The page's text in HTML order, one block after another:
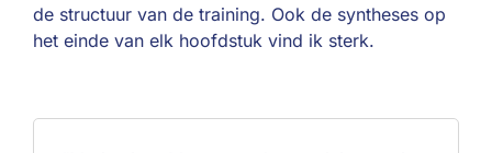
de structuur van de training. Ook de syntheses op
het einde van elk hoofdstuk vind ik sterk.